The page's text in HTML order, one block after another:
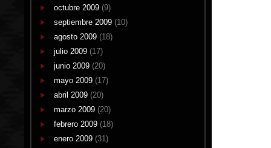
octubre 2009 (9)
septiembre 2009 (10)
agosto 2009 (18)
julio 2009 (17)
junio 2009 (20)
mayo 2009 (17)
abril 2009 (20)
marzo 2009 (20)
febrero 2009 (18)
enero 2009 (31)